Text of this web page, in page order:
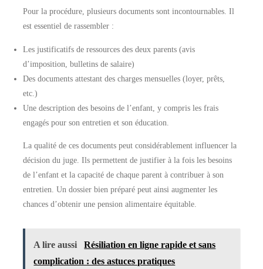
Pour la procédure, plusieurs documents sont incontournables. Il
est essentiel de rassembler :
Les justificatifs de ressources des deux parents (avis
d’imposition, bulletins de salaire)
Des documents attestant des charges mensuelles (loyer, prêts,
etc.)
Une description des besoins de l’enfant, y compris les frais
engagés pour son entretien et son éducation.
La qualité de ces documents peut considérablement influencer la
décision du juge. Ils permettent de justifier à la fois les besoins
de l’enfant et la capacité de chaque parent à contribuer à son
entretien. Un dossier bien préparé peut ainsi augmenter les
chances d’obtenir une pension alimentaire équitable.
A lire aussi
Résiliation en ligne rapide et sans
complication : des astuces pratiques